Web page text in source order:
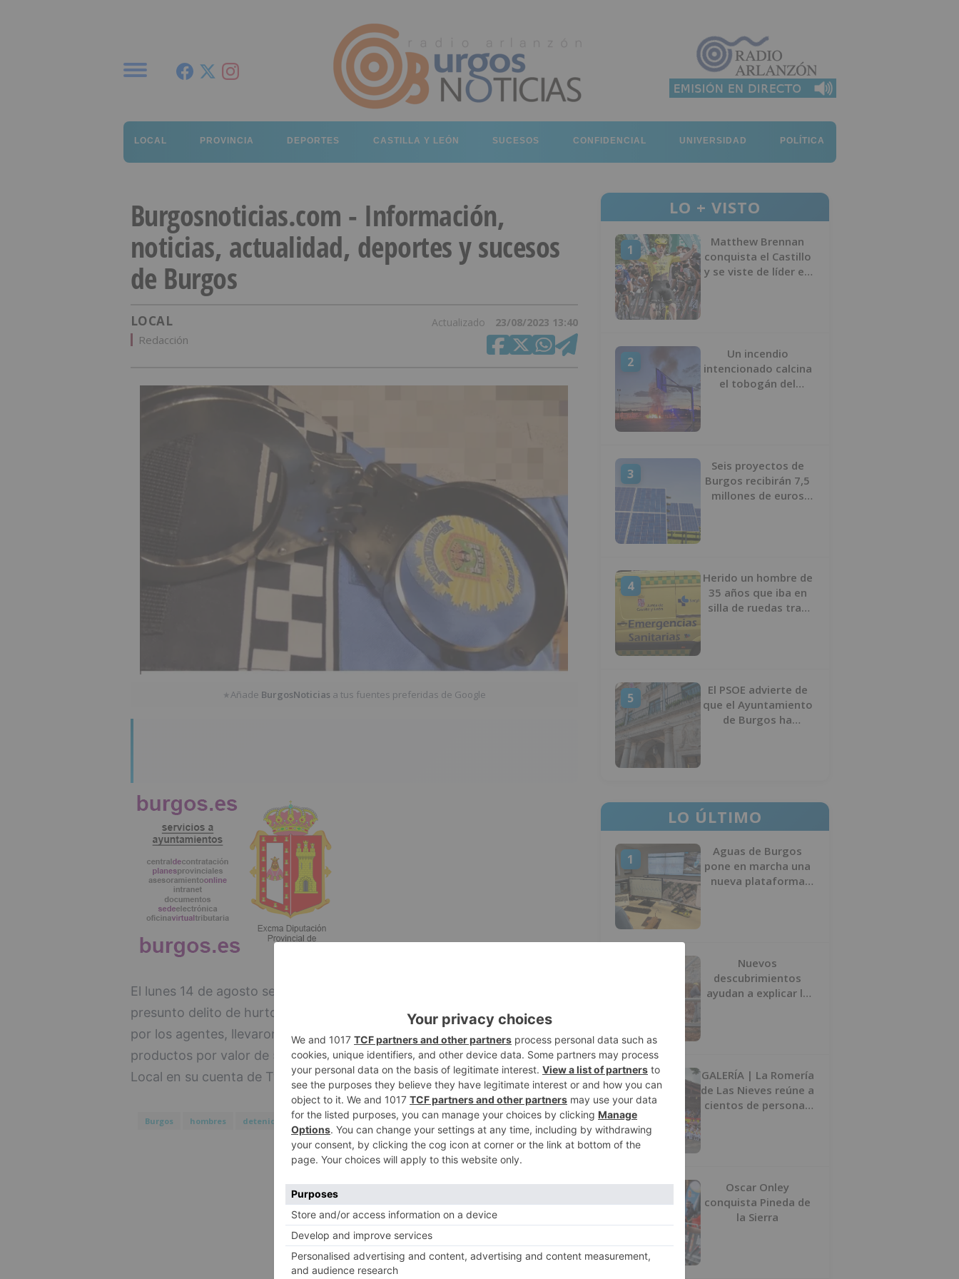
LOCAL PROVINCIA DEPORTES CASTILLA Y LEÓN SUCESOS CONFIDENCIAL UNIVERSIDAD POLÍTICA
Burgosnoticias.com - Información,
noticias, actualidad, deportes y sucesos
de Burgos
LOCAL Actualizado 23/08/2023 13:40
Redacción
★Añade BurgosNoticias a tus fuentes preferidas de Google
El lunes 14 de agosto se detuvo a dos hombres de 46 y 27 años por un
presunto delito de hurto cometido el sábado 12. Las pesquisas realizadas
por los agentes, llevaron a la detención de los autores que sustrajeron
productos por valor de 590? de una farmacia. Según informa la Policia
Local en su cuenta de Twitter.
Burgos hombres detenidos robar productos farmacia euros
LO + VISTO
1
Matthew Brennan
conquista el Castillo
y se viste de líder en
2
Un incendio
intencionado calcina
el tobogán del
3
Seis proyectos de
Burgos recibirán 7,5
millones de euros
4
Herido un hombre de
35 años que iba en
silla de ruedas tras
5
El PSOE advierte de
que el Ayuntamiento
de Burgos ha
LO ÚLTIMO
1
Aguas de Burgos
pone en marcha una
nueva plataforma
Nuevos
descubrimientos
ayudan a explicar la
3
GALERÍA | La Romería
de Las Nieves reúne a
cientos de personas
Oscar Onley
conquista Pineda de
la Sierra